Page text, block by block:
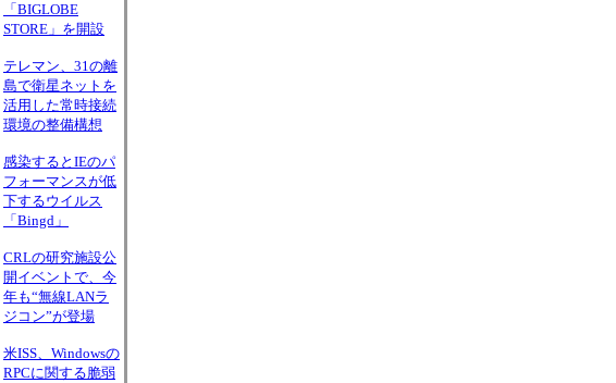
「BIGLOBE
STORE」を開設
テレマン、31の離
島で衛星ネットを
活用した常時接続
環境の整備構想
感染するとIEのパ
フォーマンスが低
下するウイルス
「Bingd」
CRLの研究施設公
開イベントで、今
年も“無線LANラ
ジコン”が登場
米ISS、Windowsの
RPCに関する脆弱